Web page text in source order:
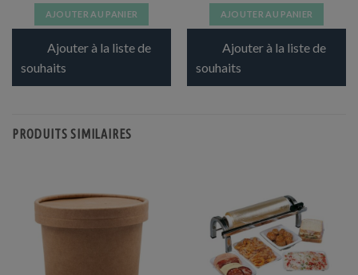
AJOUTER AU PANIER
Ajouter à la liste de
souhaits
AJOUTER AU PANIER
Ajouter à la liste de
souhaits
PRODUITS SIMILAIRES